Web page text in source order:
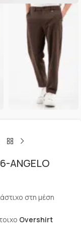
ANGELO
στη μέση
Overshirt